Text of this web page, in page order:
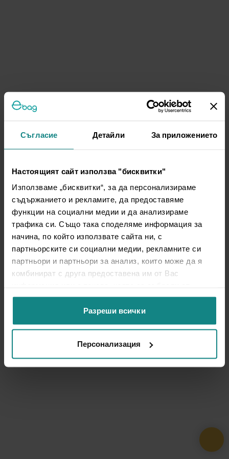
Съгласие Детайли За приложението
Настоящият сайт използва "бисквитки"
Използваме „бисквитки“, за да персонализираме
съдържанието и рекламите, да предоставяме
функции на социални медии и да анализираме
трафика си. Също така споделяме информация за
начина, по който използвате сайта ни, с
партньорските си социални медии, рекламните си
партньори и партньори за анализ, които може да я
комбинират с друга предоставена им от Вас
ползването от Ваша страна на услугите им.
Разреши всички
Персонализация